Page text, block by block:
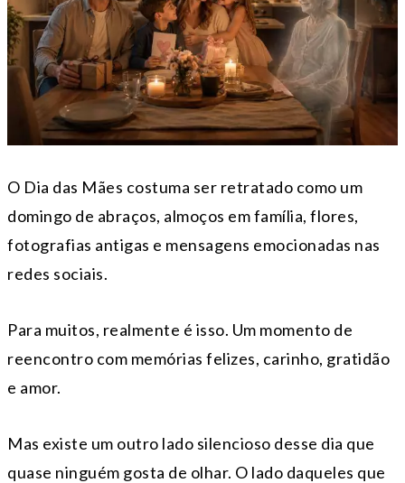
O Dia das Mães costuma ser retratado como um
domingo de abraços, almoços em família, flores,
fotografias antigas e mensagens emocionadas nas
redes sociais.
Para muitos, realmente é isso. Um momento de
reencontro com memórias felizes, carinho, gratidão
e amor.
Mas existe um outro lado silencioso desse dia que
quase ninguém gosta de olhar. O lado daqueles que